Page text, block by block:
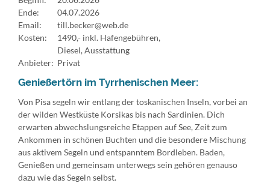
Ende:
04.07.2026
Email:
till.becker@web.de
Kosten:
1490,- inkl. Hafengebühren,
Diesel, Ausstattung
Anbieter: Privat
Genießertörn im Tyrrhenischen Meer:
Von Pisa segeln wir entlang der toskanischen Inseln, vorbei an
der wilden Westküste Korsikas bis nach Sardinien. Dich
erwarten abwechslungsreiche Etappen auf See, Zeit zum
Ankommen in schönen Buchten und die besondere Mischung
aus aktivem Segeln und entspanntem Bordleben. Baden,
Genießen und gemeinsam unterwegs sein gehören genauso
dazu wie das Segeln selbst.